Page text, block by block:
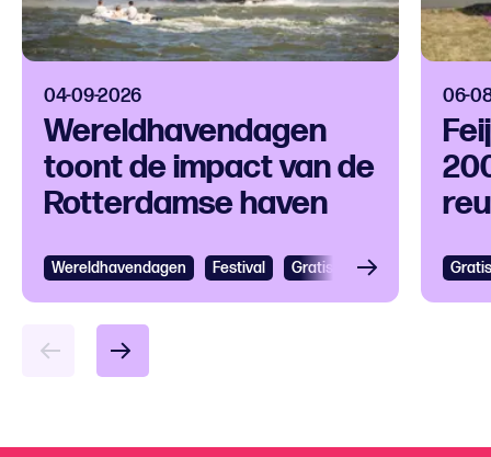
04-09-2026
Wereldhavendagen
toont de impact van de
Rotterdamse haven
Wereldhavendagen Festival Gratis Festival
06-
Bekijken